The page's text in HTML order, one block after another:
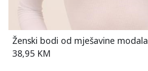
Ženski bodi od mješavine modala
38,95 KM